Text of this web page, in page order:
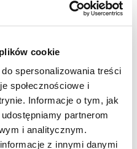
cookie
spersonalizowania treści
społecznościowe i
Informacje o tym, jak
partnerom
i analitycznym.
z innymi danymi
Zdjęcie obrazujące
mnie.
smak, ale
1 spośród ciast.
masą a lukrem
bo połączenie